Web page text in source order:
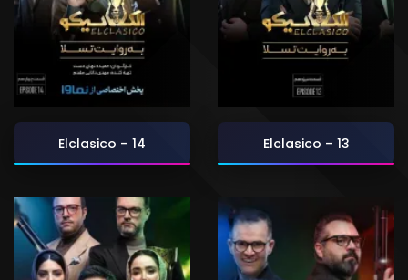
Elclasico – 14 Elclasico – 13